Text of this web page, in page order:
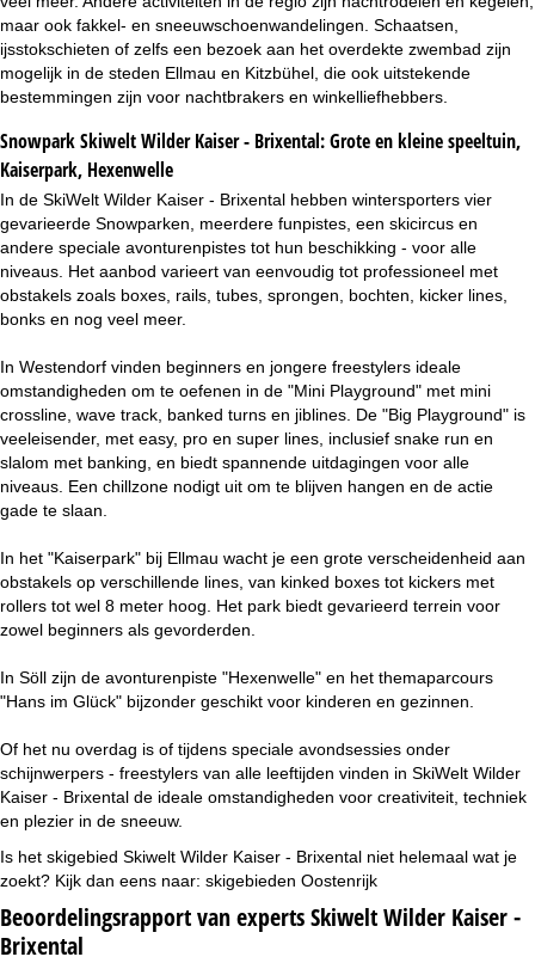
maar ook fakkel- en sneeuwschoenwandelingen. Schaatsen,
ijsstokschieten of zelfs een bezoek aan het overdekte zwembad zijn
mogelijk in de steden Ellmau en Kitzbühel, die ook uitstekende
bestemmingen zijn voor nachtbrakers en winkelliefhebbers.
Snowpark Skiwelt Wilder Kaiser - Brixental:Grote en kleine speeltuin,
Kaiserpark, Hexenwelle
In de SkiWelt Wilder Kaiser - Brixental hebben wintersporters vier
gevarieerde Snowparken, meerdere funpistes, een skicircus en
andere speciale avonturenpistes tot hun beschikking - voor alle
niveaus. Het aanbod varieert van eenvoudig tot professioneel met
obstakels zoals boxes, rails, tubes, sprongen, bochten, kicker lines,
bonks en nog veel meer.
In Westendorf vinden beginners en jongere freestylers ideale
omstandigheden om te oefenen in de "Mini Playground" met mini
crossline, wave track, banked turns en jiblines. De "Big Playground" is
veeleisender, met easy, pro en super lines, inclusief snake run en
slalom met banking, en biedt spannende uitdagingen voor alle
niveaus. Een chillzone nodigt uit om te blijven hangen en de actie
gade te slaan.
In het "Kaiserpark" bij Ellmau wacht je een grote verscheidenheid aan
obstakels op verschillende lines, van kinked boxes tot kickers met
rollers tot wel 8 meter hoog. Het park biedt gevarieerd terrein voor
zowel beginners als gevorderden.
In Söll zijn de avonturenpiste "Hexenwelle" en het themaparcours
"Hans im Glück" bijzonder geschikt voor kinderen en gezinnen.
Of het nu overdag is of tijdens speciale avondsessies onder
schijnwerpers - freestylers van alle leeftijden vinden in SkiWelt Wilder
Kaiser - Brixental de ideale omstandigheden voor creativiteit, techniek
en plezier in de sneeuw.
Is het skigebied Skiwelt Wilder Kaiser - Brixental niet helemaal wat je
zoekt? Kijk dan eens naar: skigebieden Oostenrijk
Beoordelingsrapport van experts Skiwelt Wilder Kaiser -
Brixental